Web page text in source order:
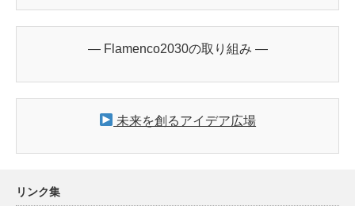
― Flamenco2030の取り組み ―
未来を創るアイデア広場
リンク集